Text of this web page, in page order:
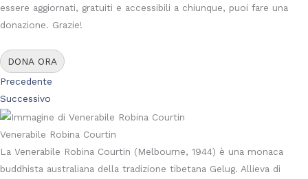
essere aggiornati, gratuiti e accessibili a chiunque, puoi fare una
donazione. Grazie!
DONA ORA
Precedente
Successivo
Venerabile Robina Courtin
La Venerabile Robina Courtin (Melbourne, 1944) è una monaca
buddhista australiana della tradizione tibetana Gelug. Allieva di